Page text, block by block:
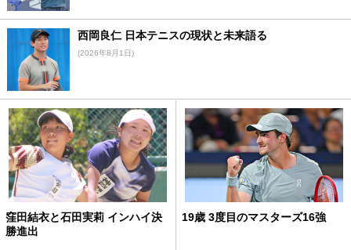
西岡良仁 日本テニスの現状と未来語る
(2026年8月1日)
窪田結衣と石田実莉 インハイ決
勝進出
19歳 3度目のマスターズ16強